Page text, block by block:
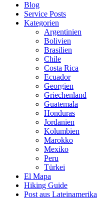
Blog
Service Posts
Kategorien
Argentinien
Bolivien
Brasilien
Chile
Costa Rica
Ecuador
Georgien
Griechenland
Guatemala
Honduras
Jordanien
Kolumbien
Marokko
Mexiko
Peru
Türkei
El Mapa
Hiking Guide
Post aus Lateinamerika